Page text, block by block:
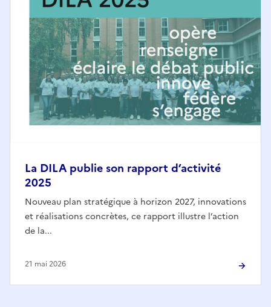
La DILA publie son rapport d’activité
2025
Nouveau plan stratégique à horizon 2027, innovations
et réalisations concrètes, ce rapport illustre l’action
de la...
21 mai 2026